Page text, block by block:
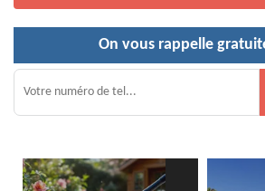
On vous rappelle